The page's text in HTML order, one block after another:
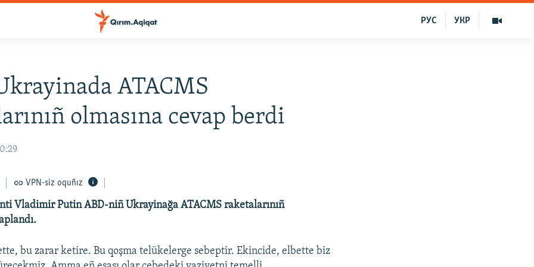
УКР
РУС
ATACMS
olmasına cevap berdi
VPN-siz oquñız
Vladimir Putin ABD-niñ Ukrayinağa ATACMS raketalarınıñ
bu zarar ketire. Bu qoşma telükelerge sebeptir. Ekincide, elbette biz